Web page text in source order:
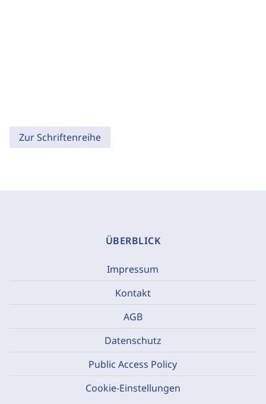
Zur Schriftenreihe
ÜBERBLICK
Impressum
Kontakt
AGB
Datenschutz
Public Access Policy
Cookie-Einstellungen